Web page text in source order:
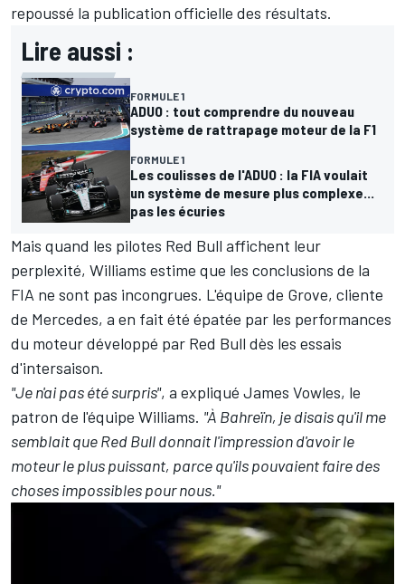
repoussé la publication officielle des résultats.
Lire aussi :
FORMULE 1
ADUO : tout comprendre du nouveau
système de rattrapage moteur de la F1
FORMULE 1
Les coulisses de l'ADUO : la FIA voulait
un système de mesure plus complexe...
pas les écuries
Mais quand les pilotes Red Bull affichent leur
perplexité, Williams estime que les conclusions de la
FIA ne sont pas incongrues. L'équipe de Grove, cliente
de Mercedes, a en fait été épatée par les performances
du moteur développé par Red Bull dès les essais
d'intersaison.
"Je n'ai pas été surpris", a expliqué James Vowles, le
patron de l'équipe Williams. "À Bahreïn, je disais qu'il me
semblait que Red Bull donnait l'impression d'avoir le
moteur le plus puissant, parce qu'ils pouvaient faire des
choses impossibles pour nous."